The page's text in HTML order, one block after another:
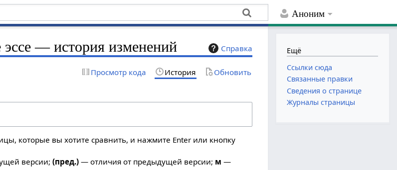
Аноним
Справка
— история изменений
Просмотр кода История Обновить
которые вы хотите сравнить, и нажмите Enter или кнопку
версии;(пред.) — отличия от предыдущей версии; м —
Ещё
Ссылки сюда
Связанные правки
Сведения о странице
Журналы страницы